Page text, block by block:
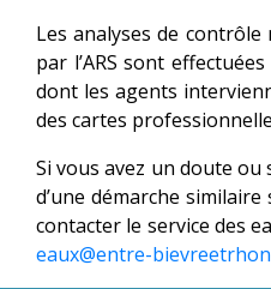
Les analyses de
par l’ARS sont
dont les agents
des cartes
Si vous avez un doute ou
d’une démarche
contacter le service des
eaux@entre-